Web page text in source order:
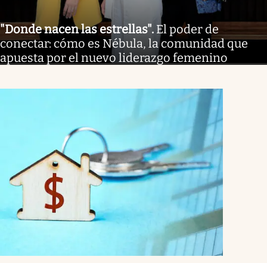
"Donde nacen las estrellas". El poder de
conectar: cómo es Nébula, la comunidad que
apuesta por el nuevo liderazgo femenino